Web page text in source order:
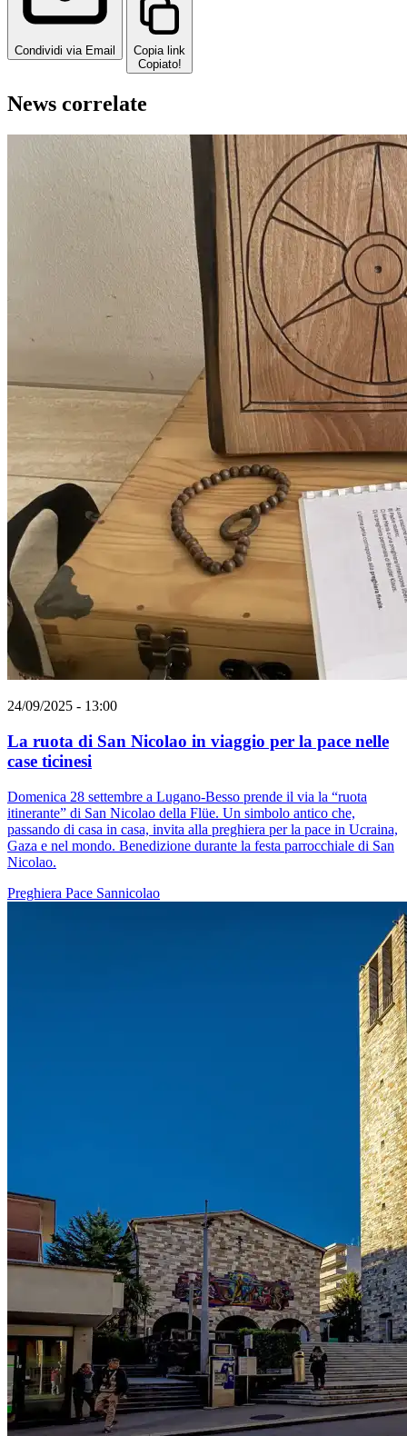
Condividi via Email
Copia link
Copiato!
News correlate
24/09/2025 - 13:00
La ruota di San Nicolao in viaggio per la pace nelle
case ticinesi
Domenica 28 settembre a Lugano-Besso prende il via la “ruota
itinerante” di San Nicolao della Flüe. Un simbolo antico che,
passando di casa in casa, invita alla preghiera per la pace in Ucraina,
Gaza e nel mondo. Benedizione durante la festa parrocchiale di San
Nicolao.
Preghiera Pace Sannicolao